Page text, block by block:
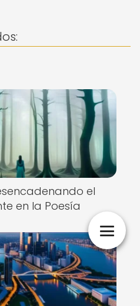
el
en la Poesía